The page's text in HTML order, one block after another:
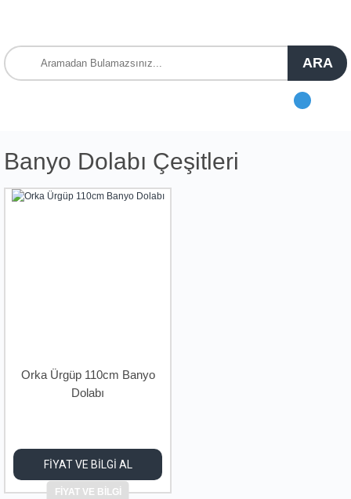
ARA
Banyo Dolabı Çeşitleri
Orka Ürgüp 110cm Banyo
Dolabı
FİYAT VE BİLGİ AL
FİYAT VE BİLGİ